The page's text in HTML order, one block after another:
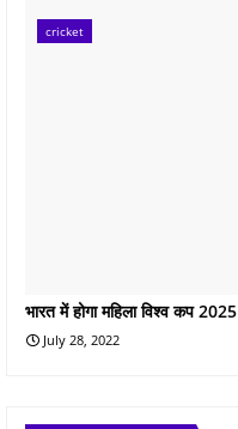
cricket
भारत में होगा महिला विश्व कप 2025
July 28, 2022